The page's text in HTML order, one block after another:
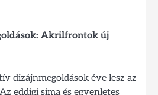
Akrilfrontok új
dizájnmegoldások éve lesz az
eddigi sima és egyenletes